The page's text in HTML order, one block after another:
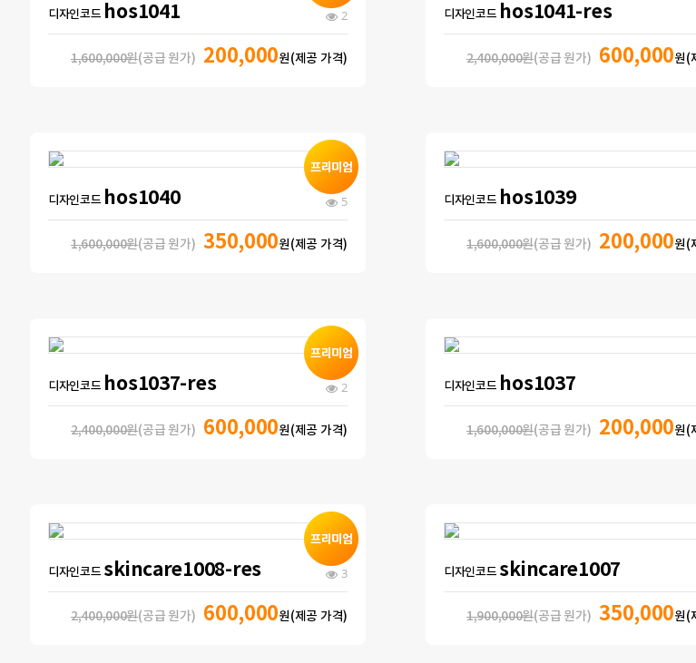
디자인코드 hos1041 2
1,600,000원(공급 원가) 200,000원(제공 가격)
디자인코드 hos1041-res
2,400,000원(공급 원가) 600,000원(
디자인코드 hos1040 5
1,600,000원(공급 원가) 350,000원(제공 가격)
디자인코드 hos1039
1,600,000원(공급 원가) 200,000원(
디자인코드 hos1037-res 2
2,400,000원(공급 원가) 600,000원(제공 가격)
디자인코드 hos1037
1,600,000원(공급 원가) 200,000원(
디자인코드 skincare1008-res 3
2,400,000원(공급 원가) 600,000원(제공 가격)
디자인코드 skincare1007
1,900,000원(공급 원가) 350,000원(